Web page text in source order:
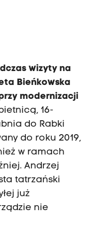
wizyty na
Bieńkowska
modernizacji
16-
do Rabki
do roku 2019,
w ramach
Andrzej
tatrzański
już
nie